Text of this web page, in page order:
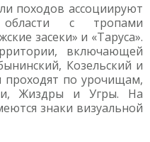
походов ассоциируют
с тропами
засеки» и «Таруса».
включающей
Козельский и
проходят по урочищам,
Жиздры и Угры. На
знаки визуальной